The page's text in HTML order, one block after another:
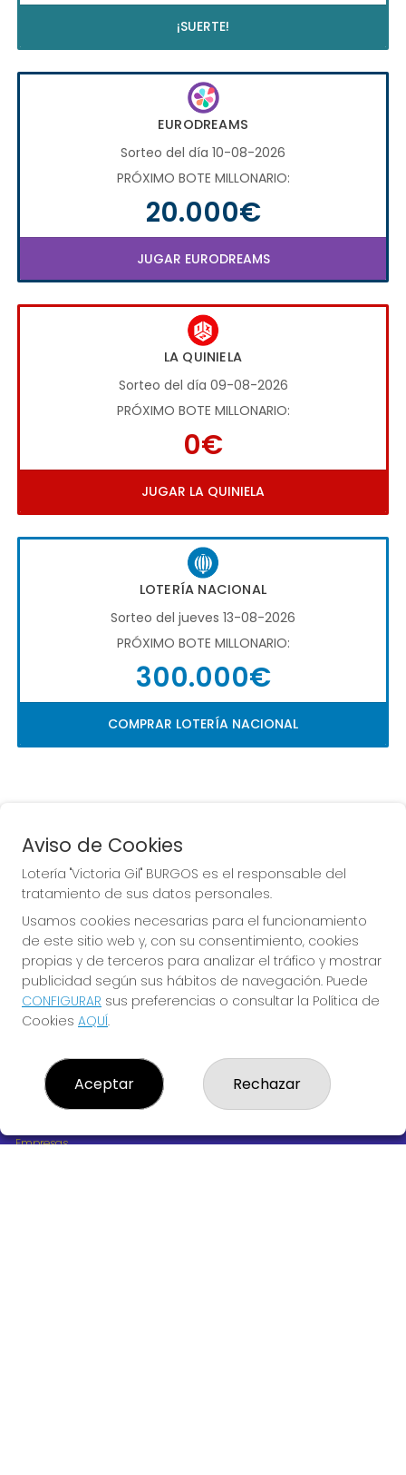
¡SUERTE!
EURODREAMS
Sorteo del día 10-08-2026
PRÓXIMO BOTE MILLONARIO:
20.000€
JUGAR EURODREAMS
LA QUINIELA
Sorteo del día 09-08-2026
PRÓXIMO BOTE MILLONARIO:
0€
JUGAR LA QUINIELA
LOTERÍA NACIONAL
Sorteo del jueves 13-08-2026
PRÓXIMO BOTE MILLONARIO:
300.000€
COMPRAR LOTERÍA NACIONAL
La de la Antigua de
Gamonal
¿Quiénes somos?
Comprar lotería
Resultados
Empresas
Aviso de Cookies
Lotería "Victoria Gil" BURGOS es el responsable del
tratamiento de sus datos personales.
Usamos cookies necesarias para el funcionamiento
de este sitio web y, con su consentimiento, cookies
propias y de terceros para analizar el tráfico y mostrar
publicidad según sus hábitos de navegación. Puede
CONFIGURAR sus preferencias o consultar la Política de
Cookies AQUÍ.
Aceptar Rechazar